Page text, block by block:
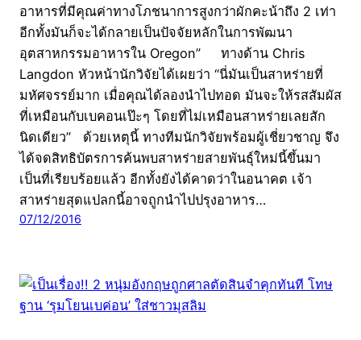
อาหารที่มีคุณค่าทางโภชนาการสูงกว่าผักคะน้าถึง 2 เท่า
อีกทั้งมันก็จะได้กลายเป็นปัจจัยหลักในการพัฒนา
อุตสาหกรรมอาหารใน Oregon” ทางด้าน Chris
Langdon หัวหน้านักวิจัยได้เผยว่า “นี่มันเป็นสาหร่ายที่
มหัศจรรย์มาก เมื่อคุณได้ลองนำไปทอด มันจะให้รสสัมผัส
ที่เหมือนกับเบคอนเป๊ะๆ โดยที่ไม่เหมือนสาหร่ายเลยสัก
นิดเดียว” ด้วยเหตุนี้ ทางทีมนักวิจัยพร้อมผู้เชี่ยวชาญ จึง
ได้จดสิทธิบัตรการค้นพบสาหร่ายสายพันธุ์ใหม่นี้ขึ้นมา
เป็นที่เรียบร้อยแล้ว อีกทั้งยังได้คาดว่าในอนาคต เจ้า
สาหร่ายสุดแปลกนี้อาจถูกนำไปปรุงอาหาร…
07/12/2016